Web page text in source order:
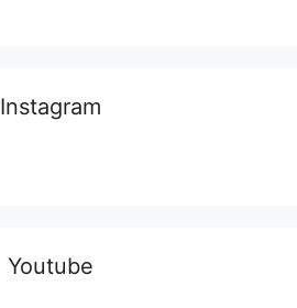
Instagram
Youtube